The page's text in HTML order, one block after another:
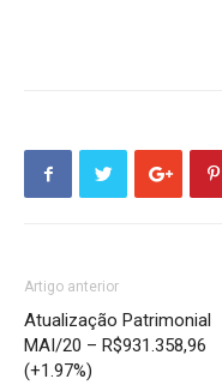
Artigo anterior
Atualização Patrimonial
MAI/20 – R$931.358,96
(+1.97%)